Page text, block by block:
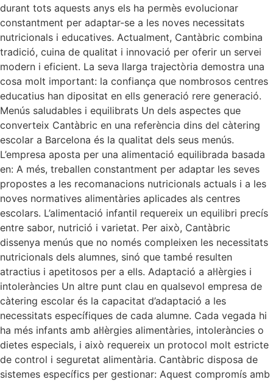
durant tots aquests anys els ha permès evolucionar
constantment per adaptar-se a les noves necessitats
nutricionals i educatives. Actualment, Cantàbric combina
tradició, cuina de qualitat i innovació per oferir un servei
modern i eficient. La seva llarga trajectòria demostra una
cosa molt important: la confiança que nombrosos centres
educatius han dipositat en ells generació rere generació.
Menús saludables i equilibrats Un dels aspectes que
converteix Cantàbric en una referència dins del càtering
escolar a Barcelona és la qualitat dels seus menús.
L’empresa aposta per una alimentació equilibrada basada
en: A més, treballen constantment per adaptar les seves
propostes a les recomanacions nutricionals actuals i a les
noves normatives alimentàries aplicades als centres
escolars. L’alimentació infantil requereix un equilibri precís
entre sabor, nutrició i varietat. Per això, Cantàbric
dissenya menús que no només compleixen les necessitats
nutricionals dels alumnes, sinó que també resulten
atractius i apetitosos per a ells. Adaptació a al·lèrgies i
intoleràncies Un altre punt clau en qualsevol empresa de
càtering escolar és la capacitat d’adaptació a les
necessitats específiques de cada alumne. Cada vegada hi
ha més infants amb al·lèrgies alimentàries, intoleràncies o
dietes especials, i això requereix un protocol molt estricte
de control i seguretat alimentària. Cantàbric disposa de
sistemes específics per gestionar: Aquest compromís amb